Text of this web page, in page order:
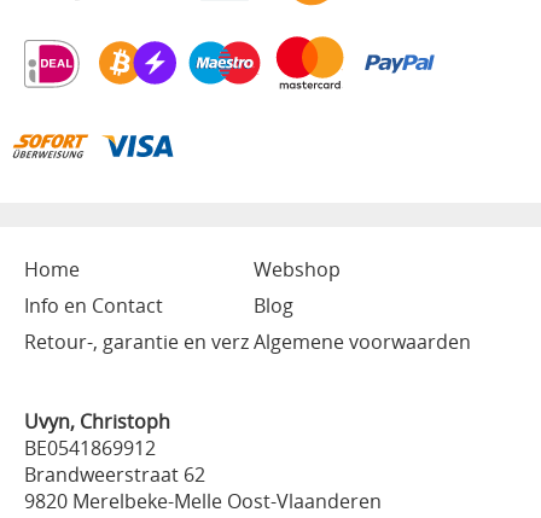
Home
Webshop
Info en Contact
Blog
Retour-, garantie en verzAlgemene voorwaarden
Uvyn, Christoph
BE0541869912
Brandweerstraat 62
9820 Merelbeke-Melle Oost-Vlaanderen